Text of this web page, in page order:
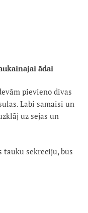
ādai
pievieno divas
Labi samaisi un
uz sejas un
tauku sekrēciju, būs